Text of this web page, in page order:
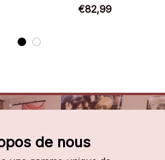
Chaussures montantes
€82,99
de nous